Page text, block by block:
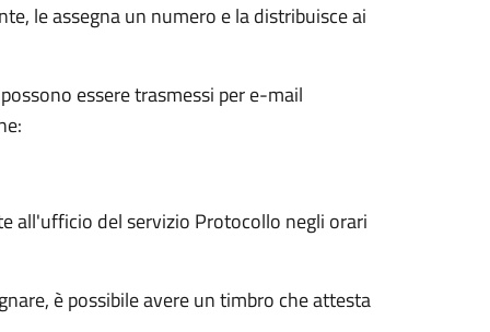
le assegna un numero e la distribuisce ai
essere trasmessi per e-mail
all'ufficio del servizio Protocollo negli orari
è possibile avere un timbro che attesta